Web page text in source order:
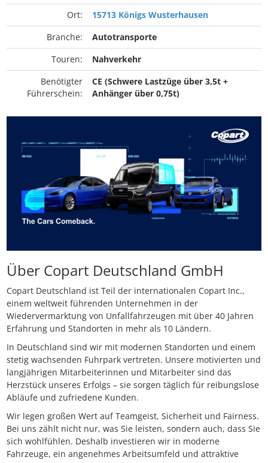
Ort:
15713 Königs Wusterhausen
Branche:
Autotransporte
Touren:
Nahverkehr
Benötigter
Führerschein:
CE (Schwere Lastzüge über 3,5t +
Anhänger über 0,75t)
Über Copart Deutschland GmbH
Copart Deutschland ist Teil der internationalen Copart Inc.,
einem weltweit führenden Unternehmen in der
Wiedervermarktung von Unfallfahrzeugen mit über 40 Jahren
Erfahrung und Standorten in mehr als 10 Ländern.
In Deutschland sind wir mit modernen Standorten und einem
stetig wachsenden Fuhrpark vertreten. Unsere motivierten und
langjährigen Mitarbeiterinnen und Mitarbeiter sind das
Herzstück unseres Erfolgs – sie sorgen täglich für reibungslose
Abläufe und zufriedene Kunden.
Wir legen großen Wert auf Teamgeist, Sicherheit und Fairness.
Bei uns zählt nicht nur, was Sie leisten, sondern auch, dass Sie
sich wohlfühlen. Deshalb investieren wir in moderne
Fahrzeuge, ein angenehmes Arbeitsumfeld und attraktive